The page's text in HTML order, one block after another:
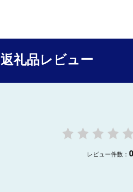
返礼品レビュー
レビュー件数： 0